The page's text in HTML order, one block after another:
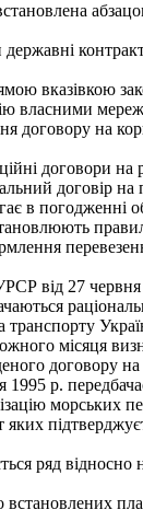
вказівкою
власними
договору на
договори на
договір на
в погодженні
від 27
транспорту
місяця
договору
p.
морських
яких
ряд